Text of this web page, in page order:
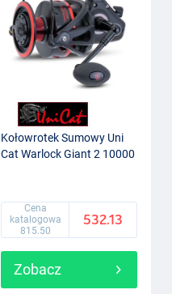
Kołowrotek Sumowy Uni
Cat Warlock Giant 2 10000
Cena
katalogowa
815.50
532.13
Zobacz